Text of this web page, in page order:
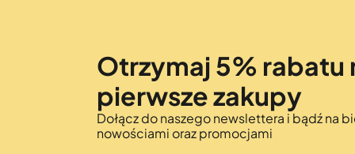
Otrzymaj 5% rabatu
pierwsze zakupy
Dołącz do naszego newslettera i bądź na
nowościami oraz promocjami